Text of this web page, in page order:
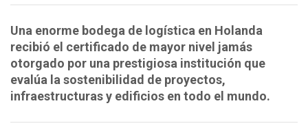
Una enorme bodega de logística en Holanda
recibió el certificado de mayor nivel jamás
otorgado por una prestigiosa institución que
evalúa la sostenibilidad de proyectos,
infraestructuras y edificios en todo el mundo.